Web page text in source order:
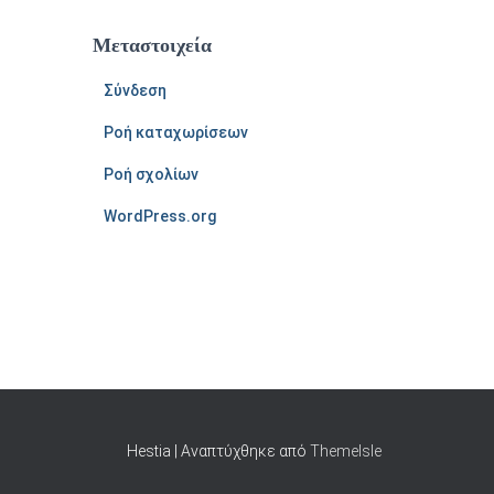
Μεταστοιχεία
Σύνδεση
Ροή καταχωρίσεων
Ροή σχολίων
WordPress.org
Hestia | Αναπτύχθηκε από ThemeIsle